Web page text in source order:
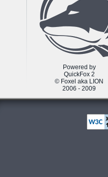
Powered by
QuickFox 2
© Foxel aka LION
2006 - 2009